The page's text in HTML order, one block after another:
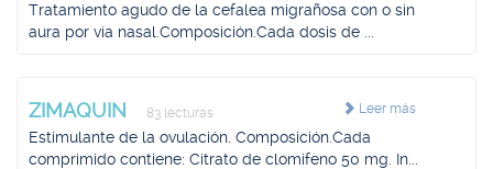
Tratamiento agudo de la cefalea migrañosa con o sin
aura por vía nasal.Composición.Cada dosis de ...
Leer más
ZIMAQUIN 83 lecturas
Estimulante de la ovulación. Composición.Cada
comprimido contiene: Citrato de clomifeno 50 mg. In...